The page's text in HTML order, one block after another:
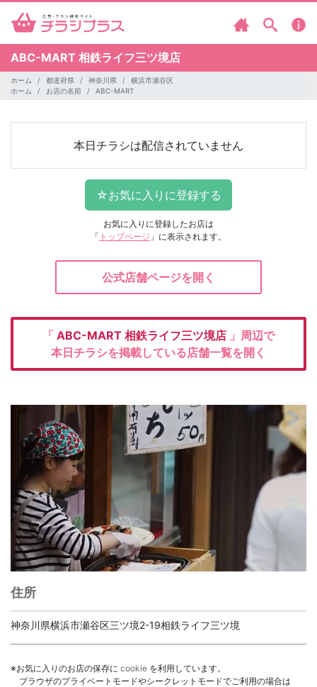
ABC-MART 相鉄ライフ三ツ境店
ホーム 都道府県 神奈川県
横浜市瀬谷区
ホーム
お店の名前 ABC-MART
本日チラシは配信されていません
お気に入りに登録したお店は
「 トップページ 」に表示されます。
公式店舗ページを開く
「 ABC-MART 相鉄ライフ三ツ境店 」周辺で
本日チラシを掲載している店舗一覧を開く
住所
神奈川県横浜市瀬谷区三ツ境2-19相鉄ライフ三ツ境
※お気に入りのお店の保存に cookie を利用しています。
ブラウザのプライベートモードやシークレットモードでご利用の場合は